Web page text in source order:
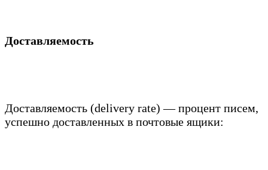
Доставляемость
Доставляемость (delivery rate) — процент писем,
успешно доставленных в почтовые ящики: